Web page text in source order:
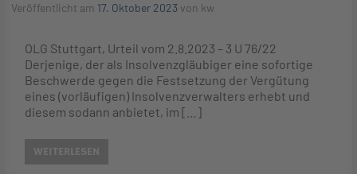
Veröffentlicht am 17. Oktober 2023 von kw
OLG Stuttgart, Urteil vom 2.8.2023 – 3 U 76/22
Derjenige, der als Insolvenzgläubiger eine sofortige
Beschwerde gegen die Festsetzung der Vergütung
eines (vorläufigen) Insolvenzverwalters erhebt und
diesem sodann anbietet, im […]
WEITERLESEN